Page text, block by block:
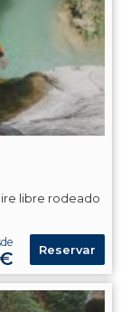
libre rodeado
Reservar